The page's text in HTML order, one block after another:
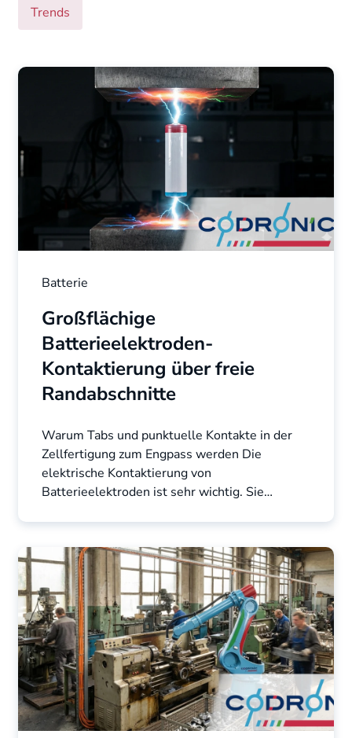
Trends
Batterie
Großflächige
Batterieelektroden-
Kontaktierung über freie
Randabschnitte
Warum Tabs und punktuelle Kontakte in der
Zellfertigung zum Engpass werden Die
elektrische Kontaktierung von
Batterieelektroden ist sehr wichtig. Sie